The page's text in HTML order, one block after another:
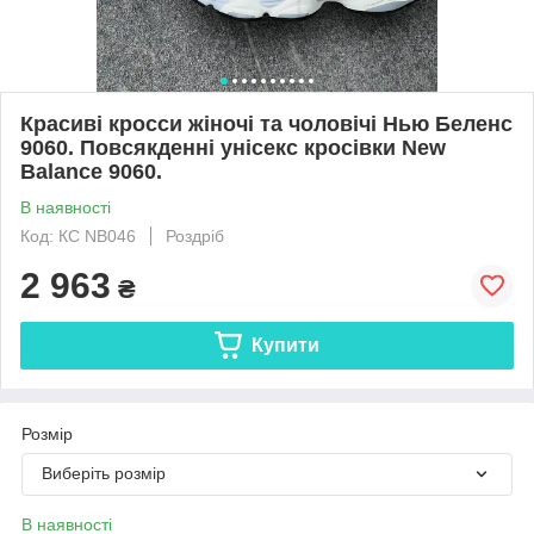
Красиві кросси жіночі та чоловічі Нью Беленс
9060. Повсякденні унісекс кросівки New
Balance 9060.
В наявності
Код: КС NB046
Роздріб
2 963 ₴
Купити
Розмір
Виберіть розмір
В наявності